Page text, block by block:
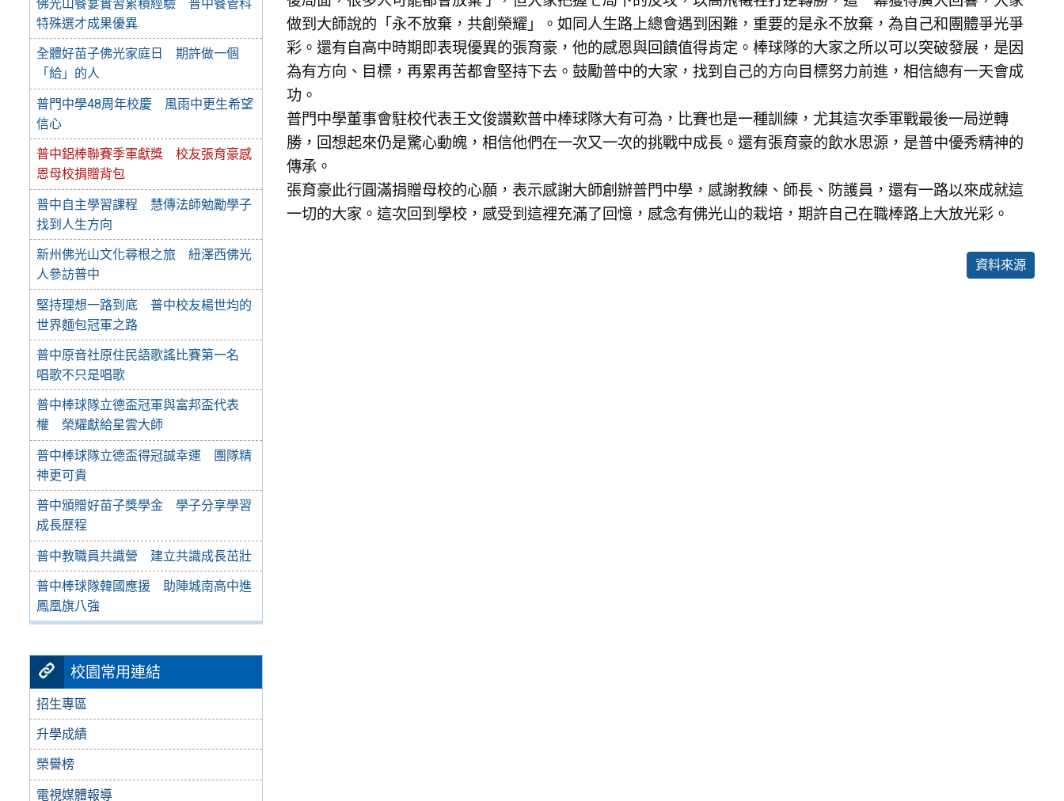
佛光山餐宴實習累積經驗 普中餐管科
特殊選才成果優異
全體好苗子佛光家庭日 期許做一個
「給」的人
普門中學48周年校慶 風雨中更生希望
信心
普中鋁棒聯賽季軍獻獎 校友張育豪感
恩母校捐贈背包
普中自主學習課程 慧傳法師勉勵學子
找到人生方向
新州佛光山文化尋根之旅 紐澤西佛光
人參訪普中
堅持理想一路到底 普中校友楊世均的
世界麵包冠軍之路
普中原音社原住民語歌謠比賽第一名
唱歌不只是唱歌
普中棒球隊立德盃冠軍與富邦盃代表
權 榮耀獻給星雲大師
普中棒球隊立德盃得冠誠幸運 團隊精
神更可貴
普中頒贈好苗子獎學金 學子分享學習
成長歷程
普中教職員共識營 建立共識成長茁壯
普中棒球隊韓國應援 助陣城南高中進
鳳凰旗八強
校園常用連結
招生專區
升學成績
榮譽榜
電視媒體報導
做到大師說的「永不放棄，共創榮耀」。如同人生路上總會遇到困難，重要的是永不放棄，為自己和團體爭光爭
彩。還有自高中時期即表現優異的張育豪，他的感恩與回饋值得肯定。棒球隊的大家之所以可以突破發展，是因
為有方向、目標，再累再苦都會堅持下去。鼓勵普中的大家，找到自己的方向目標努力前進，相信總有一天會成
功。
普門中學董事會駐校代表王文俊讚歎普中棒球隊大有可為，比賽也是一種訓練，尤其這次季軍戰最後一局逆轉
勝，回想起來仍是驚心動魄，相信他們在一次又一次的挑戰中成長。還有張育豪的飲水思源，是普中優秀精神的
傳承。
張育豪此行圓滿捐贈母校的心願，表示感謝大師創辦普門中學，感謝教練、師長、防護員，還有一路以來成就這
一切的大家。這次回到學校，感受到這裡充滿了回憶，感念有佛光山的栽培，期許自己在職棒路上大放光彩。
資料來源